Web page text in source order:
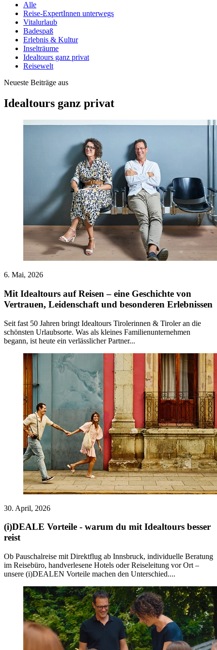
Alle
Reise-ExpertInnen unterwegs
Vitalurlaub
Badespaß
Erlebnis & Kultur
Inselträume
Idealtours ganz privat
Reisewelt
Neueste Beiträge aus
Idealtours ganz privat
6. Mai, 2026
Mit Idealtours auf Reisen – eine Geschichte von
Vertrauen, Leidenschaft und besonderen Erlebnissen
Seit fast 50 Jahren bringt Idealtours Tirolerinnen & Tiroler an die
schönsten Urlaubsorte. Was als kleines Familienunternehmen
begann, ist heute ein verlässlicher Partner...
30. April, 2026
(i)DEALE Vorteile - warum du mit Idealtours besser
reist
Ob Pauschalreise mit Direktflug ab Innsbruck, individuelle Beratung
im Reisebüro, handverlesene Hotels oder Reiseleitung vor Ort –
unsere (i)DEALEN Vorteile machen den Unterschied....